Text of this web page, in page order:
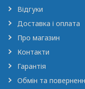
Відгуки
Доставка і оплата
Про магазин
Контакти
Гарантія
Обмін та